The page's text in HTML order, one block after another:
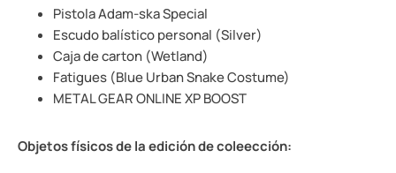
Pistola Adam-ska Special
Escudo balístico personal (Silver)
Caja de carton (Wetland)
Fatigues (Blue Urban Snake Costume)
METAL GEAR ONLINE XP BOOST
Objetos físicos de la edición de coleección: